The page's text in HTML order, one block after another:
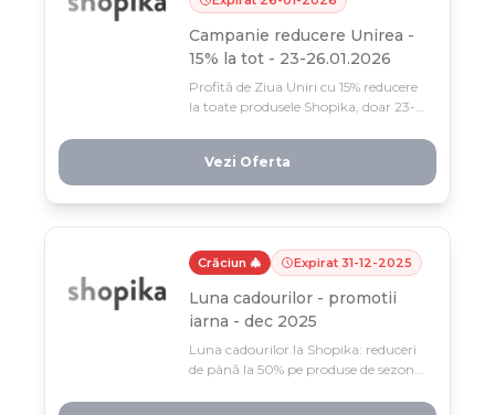
Campanie reducere Unirea -
15% la tot - 23-26.01.2026
Profită de Ziua Uniri cu 15% reducere
la toate produsele Shopika, doar 23-
nu rata această oportunitate de 4
zile.
Vezi Oferta
Crăciun 🎄 Expirat 31-12-2025
Luna cadourilor - promotii
iarna - dec 2025
Luna cadourilor la Shopika: reduceri
de până la 50% pe produse de sezon